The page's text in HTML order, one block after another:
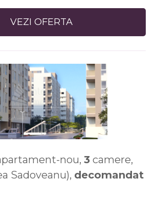
VEZI OFERTA
nou, 3 camere,
Sadoveanu), decomandat